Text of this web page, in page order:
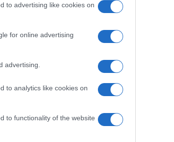
to advertising like cookies on
for online advertising
advertising.
to analytics like cookies on
to functionality of the website
evitando
a bassa
un
50-65 minuti